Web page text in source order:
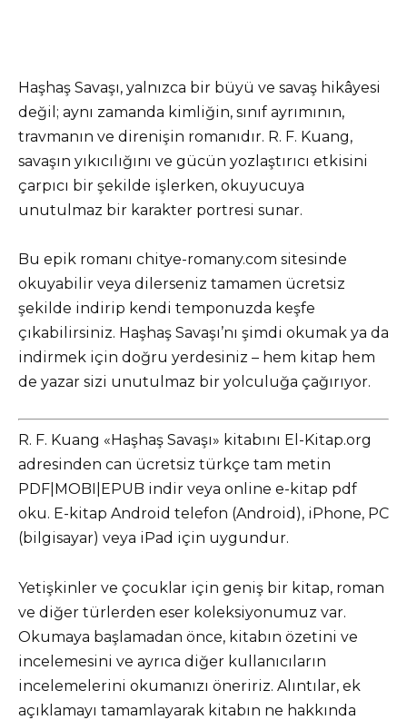
Haşhaş Savaşı, yalnızca bir büyü ve savaş hikâyesi
değil; aynı zamanda kimliğin, sınıf ayrımının,
travmanın ve direnişin romanıdır. R. F. Kuang,
savaşın yıkıcılığını ve gücün yozlaştırıcı etkisini
çarpıcı bir şekilde işlerken, okuyucuya
unutulmaz bir karakter portresi sunar.
Bu epik romanı chitye-romany.com sitesinde
okuyabilir veya dilerseniz tamamen ücretsiz
şekilde indirip kendi temponuzda keşfe
çıkabilirsiniz. Haşhaş Savaşı’nı şimdi okumak ya da
indirmek için doğru yerdesiniz – hem kitap hem
de yazar sizi unutulmaz bir yolculuğa çağırıyor.
R. F. Kuang «Haşhaş Savaşı» kitabını El-Kitap.org
adresinden can ücretsiz türkçe tam metin
PDF|MOBI|EPUB indir veya online e-kitap pdf
oku. E-kitap Android telefon (Android), iPhone, PC
(bilgisayar) veya iPad için uygundur.
Yetişkinler ve çocuklar için geniş bir kitap, roman
ve diğer türlerden eser koleksiyonumuz var.
Okumaya başlamadan önce, kitabın özetini ve
incelemesini ve ayrıca diğer kullanıcıların
incelemelerini okumanızı öneririz. Alıntılar, ek
açıklamayı tamamlayarak kitabın ne hakkında